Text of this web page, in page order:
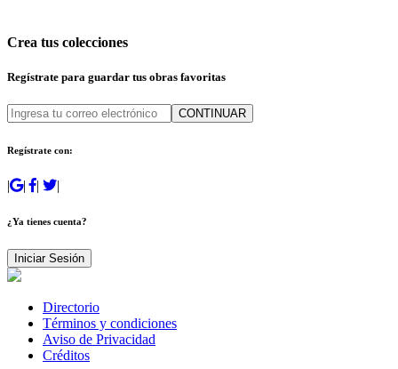
Crea tus colecciones
Regístrate para guardar tus obras favoritas
CONTINUAR
Regístrate con:
| | | |
¿Ya tienes cuenta?
Iniciar Sesión
Directorio
Términos y condiciones
Aviso de Privacidad
Créditos